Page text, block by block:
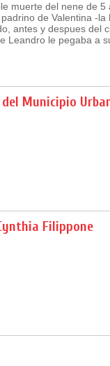
muerte del nene de
de Valentina -
antes y despues del
Leandro le pegaba a
Municipio
Filippone